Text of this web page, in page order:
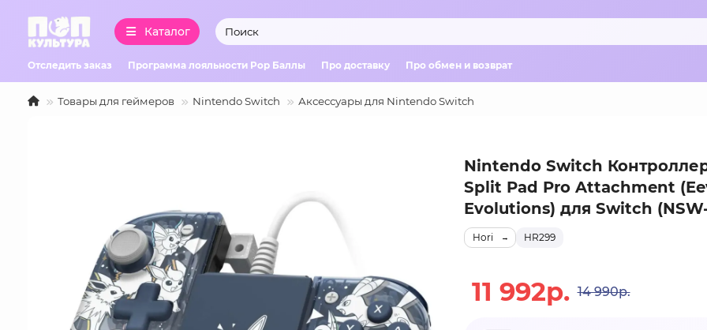
Каталог
Отследить заказ Программа лояльности Pop Баллы Про доставку Про обмен и возврат
Товары для геймеров Nintendo Switch Аксессуары для Nintendo Switch
Nintendo Switch
Split Pad Pro Attachment
Evolutions) для Switch
HR299
Hori
11 992р. 14 990р.